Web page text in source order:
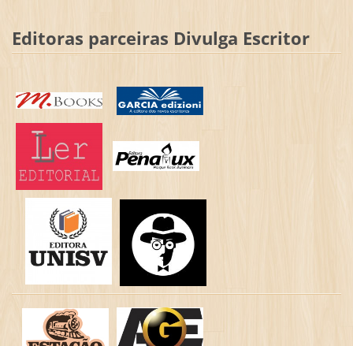
Editoras parceiras Divulga Escritor